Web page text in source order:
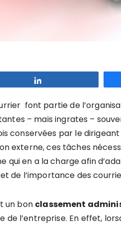
font partie de
– mais ingrates –
conservées par le
externe, ces tâches
qui en a la chargeafin
de l’importance des
un bon classement
de l’entreprise. En effet,